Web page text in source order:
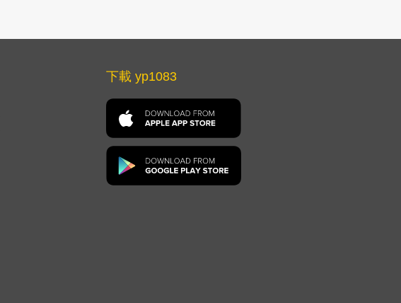
下載 yp1083